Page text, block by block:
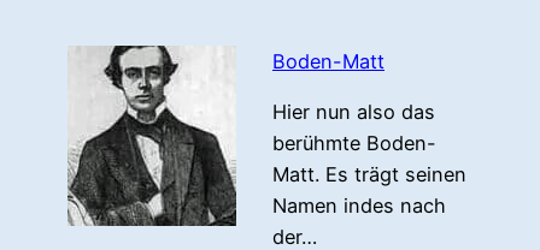
Boden-Matt
Hier nun also das
berühmte Boden-
Matt. Es trägt seinen
Namen indes nach
der…